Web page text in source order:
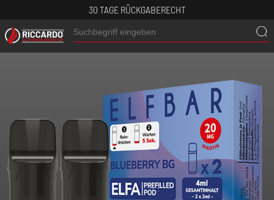
30 TAGE RÜCKGABERECHT